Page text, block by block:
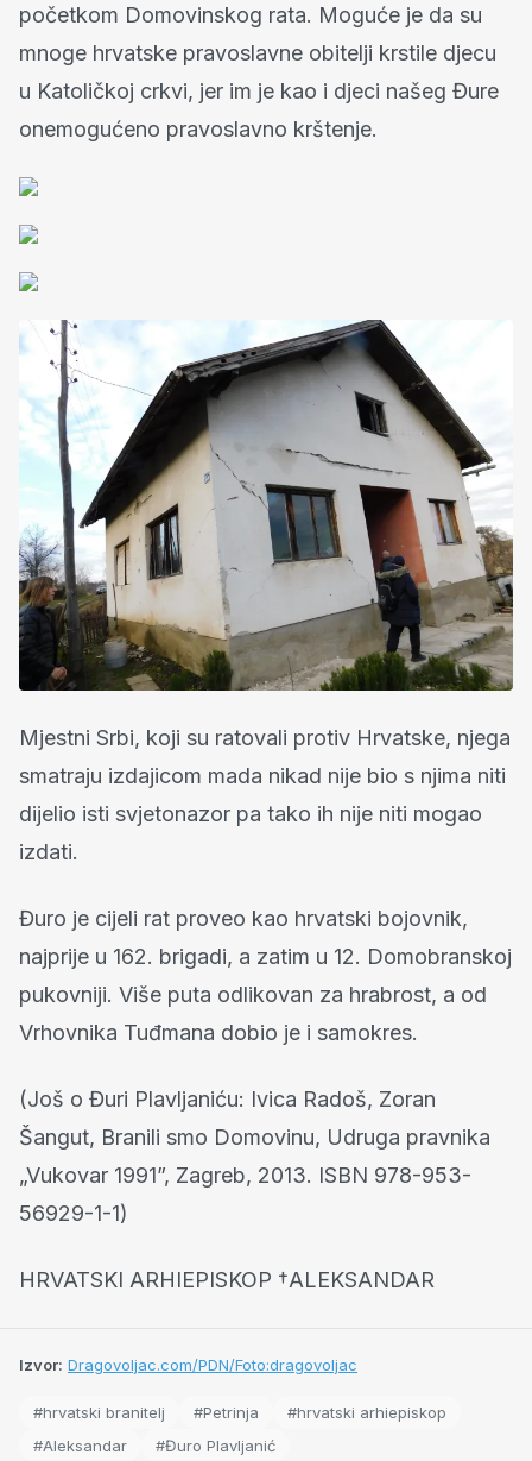
početkom Domovinskog rata. Moguće je da su
mnoge hrvatske pravoslavne obitelji krstile djecu
u Katoličkoj crkvi, jer im je kao i djeci našeg Đure
onemogućeno pravoslavno krštenje.
Mjestni Srbi, koji su ratovali protiv Hrvatske, njega
smatraju izdajicom mada nikad nije bio s njima niti
dijelio isti svjetonazor pa tako ih nije niti mogao
izdati.
Đuro je cijeli rat proveo kao hrvatski bojovnik,
najprije u 162. brigadi, a zatim u 12. Domobranskoj
pukovniji. Više puta odlikovan za hrabrost, a od
Vrhovnika Tuđmana dobio je i samokres.
(Još o Đuri Plavljaniću: Ivica Radoš, Zoran
Šangut, Branili smo Domovinu, Udruga pravnika
„Vukovar 1991”, Zagreb, 2013. ISBN 978-953-
56929-1-1)
HRVATSKI ARHIEPISKOP †ALEKSANDAR
Izvor: Dragovoljac.com/PDN/Foto:dragovoljac
#hrvatski branitelj #Petrinja
#hrvatski arhiepiskop
#Aleksandar
#Đuro Plavljanić